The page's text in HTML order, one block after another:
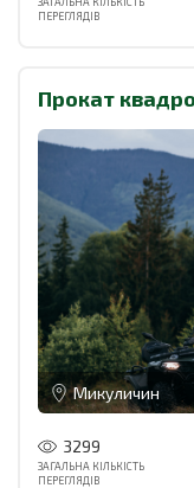
ПЕРЕГЛЯДІВ
Прокат
Микуличин
3299
ЗАГАЛЬНА КІЛЬКІСТЬ
ПЕРЕГЛЯДІВ